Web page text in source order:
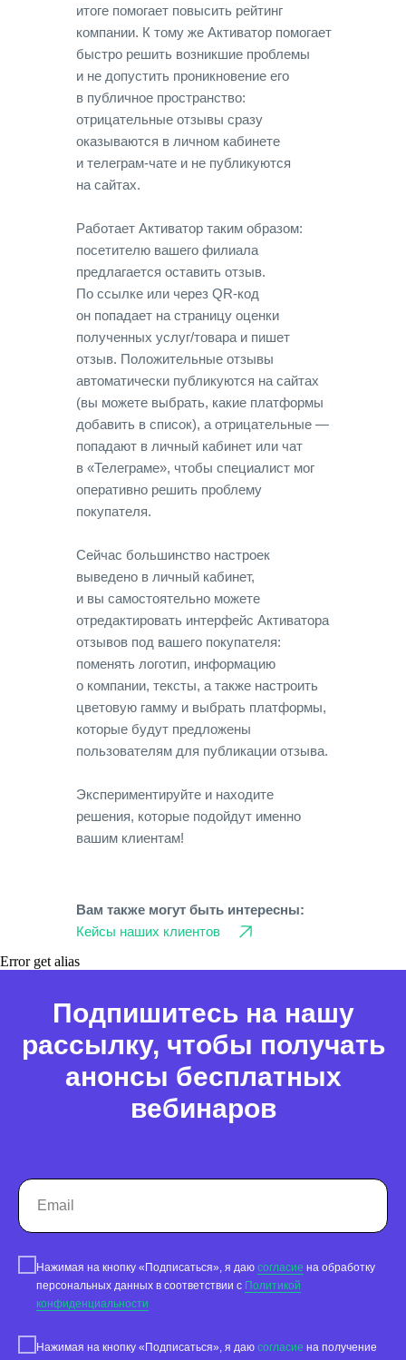
итоге помогает повысить рейтинг
компании. К тому же Активатор помогает
быстро решить возникшие проблемы
и не допустить проникновение его
в публичное пространство:
отрицательные отзывы сразу
оказываются в личном кабинете
и телеграм-чате и не публикуются
на сайтах.
Работает Активатор таким образом:
посетителю вашего филиала
предлагается оставить отзыв.
По ссылке или через QR-код
он попадает на страницу оценки
полученных услуг/товара и пишет
отзыв. Положительные отзывы
автоматически публикуются на сайтах
(вы можете выбрать, какие платформы
добавить в список), а отрицательные —
попадают в личный кабинет или чат
в «Телеграме», чтобы специалист мог
оперативно решить проблему
покупателя.
Сейчас большинство настроек
выведено в личный кабинет,
и вы самостоятельно можете
отредактировать интерфейс Активатора
отзывов под вашего покупателя:
поменять логотип, информацию
о компании, тексты, а также настроить
цветовую гамму и выбрать платформы,
которые будут предложены
пользователям для публикации отзыва.
Экспериментируйте и находите
решения, которые подойдут именно
вашим клиентам!
Вам также могут быть интересны:
Кейсы наших клиентов
Error get alias
Подпишитесь на нашу
рассылку, чтобы получать
анонсы бесплатных
вебинаров
Нажимая на кнопку «Подписаться», я даю согласие на обработку
персональных данных в соответствии с Политикой
конфиденциальности
Нажимая на кнопку «Подписаться», я даю согласие на получение
Работа с данными
Фантомы для поиска дубликатов
Фотографии
SEO-контроль